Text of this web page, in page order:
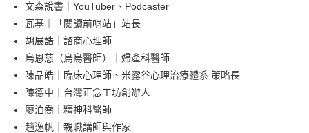
文森說書｜YouTuber、Podcaster
瓦基｜「閱讀前哨站」站長
胡展誥｜諮商心理師
烏恩慈（烏烏醫師）｜婦產科醫師
陳品皓｜臨床心理師、米露谷心理治療體系 策略長
陳德中｜台灣正念工坊創辦人
廖泊喬｜精神科醫師
趙逸帆｜親職講師與作家